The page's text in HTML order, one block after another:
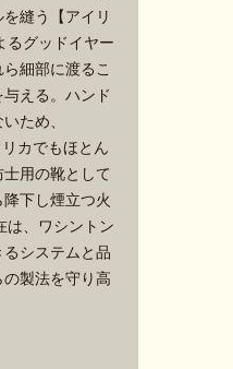
縫う【アイリ
るグッドイヤー
細部に渡るこ
える。ハンド
ため、
リカでもほとん
士用の靴として
下し煙立つ火
は、ワシントン
システムと品
製法を守り高